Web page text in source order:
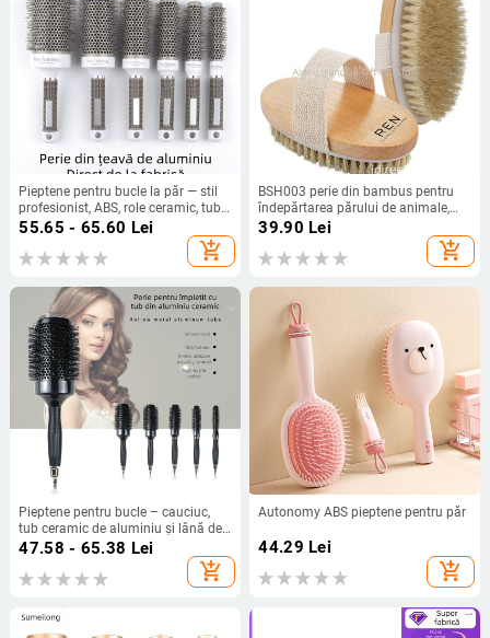
Pieptene pentru bucle la păr — stil
profesionist, ABS, role ceramic, tub
din aluminiu
55.65 - 65.60 Lei
add_shopping_cart
BSH003 perie din bambus pentru
îndepărtarea părului de animale,
peri maro, 10–15 cm, logo gravat
39.90 Lei
add_shopping_cart
Pieptene pentru bucle – cauciuc,
tub ceramic de aluminiu și lână de
nailon; King Carpenter, instrument
47.58 - 65.38 Lei
add_shopping_cart
Autonomy ABS pieptene pentru păr
44.29 Lei
add_shopping_cart